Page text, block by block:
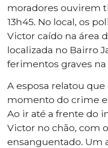
moradores ouvirem
13h45. No local, os
Victor caído na área
localizada no Bairro
ferimentos graves na
A esposa relatou
momento do crime
Ao ir até a frente do
Victor no chão, com
ensanguentado. Um